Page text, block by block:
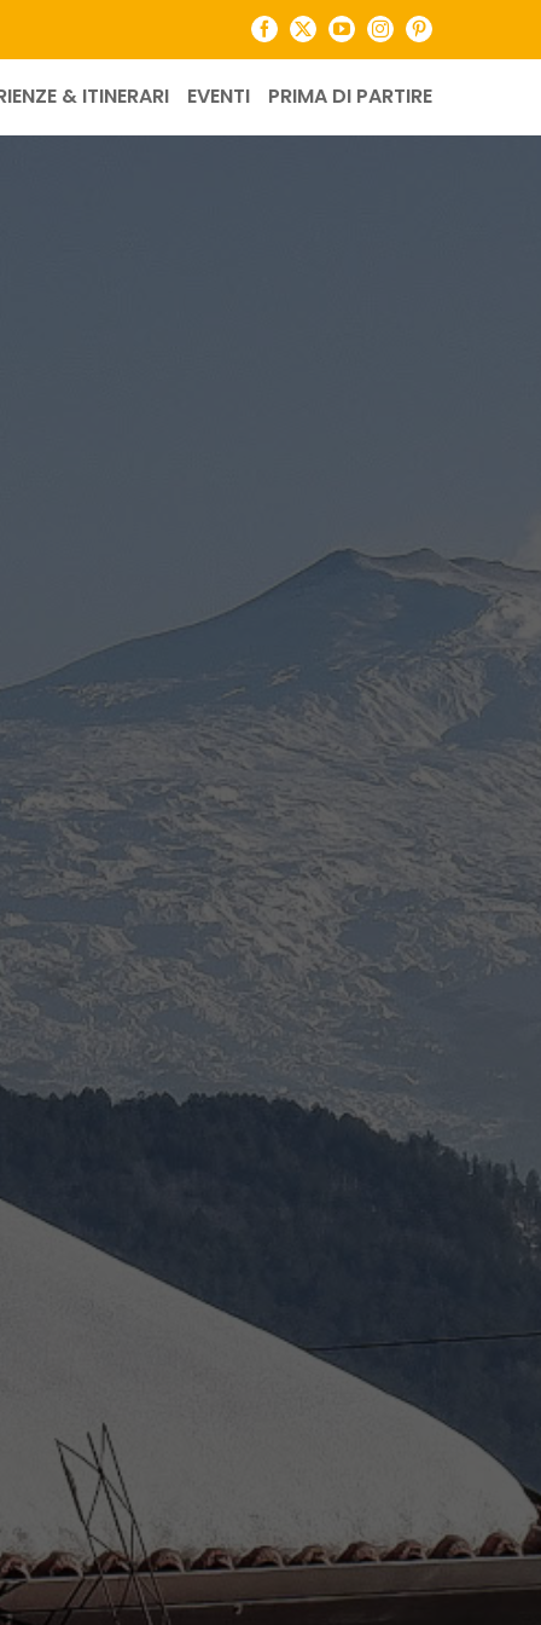
Facebook
X YouTubeInstagramPinterest
& ITINERARI EVENTI PRIMA DI PARTIRE